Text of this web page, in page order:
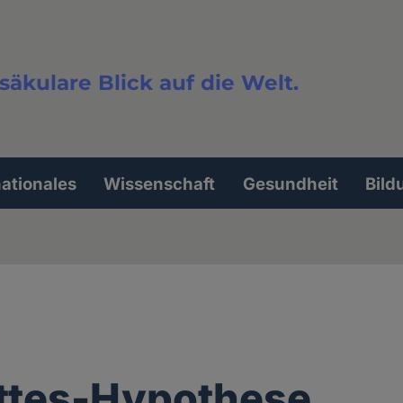
Blick auf die Welt.
Wissenschaft Gesundheit